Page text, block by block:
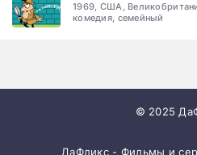
1969, США,
комедия, семейный
© 2025
ДаФликс - Фильмы и